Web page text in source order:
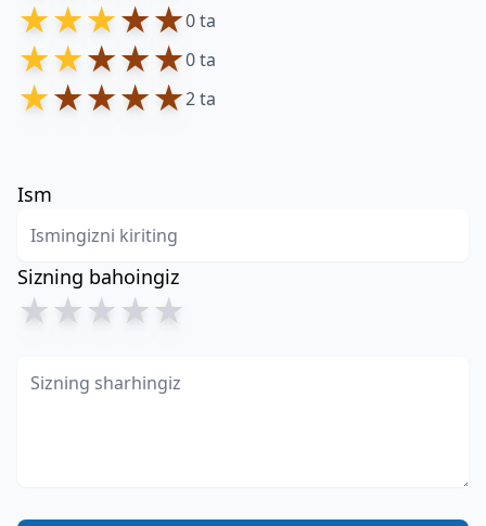
★★★★★0 ta
★★★★★0 ta
★★★★★2 ta
Ism
Sizning bahoingiz
★★★★★